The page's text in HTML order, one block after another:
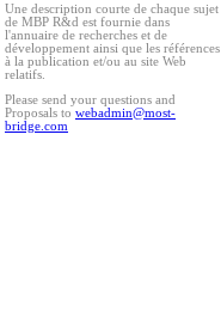
Une description courte de chaque sujet
de MBP R&d est fournie dans
l'annuaire de recherches et de
développement ainsi que les références
à la publication et/ou au site Web
relatifs.
Please send your questions and
Proposals to webadmin@most-
bridge.com